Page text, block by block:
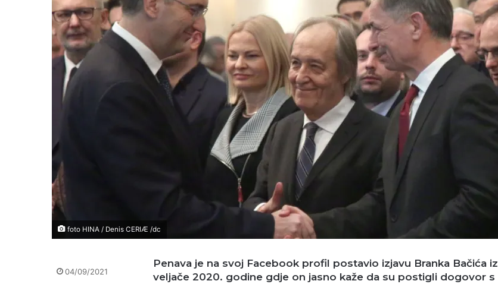
foto HINA / Denis CERIÆ /dc
Penava je na svoj Facebook profil postavio izjavu Branka Bačića iz
veljače 2020. godine gdje on jasno kaže da su postigli dogovor s
04/09/2021